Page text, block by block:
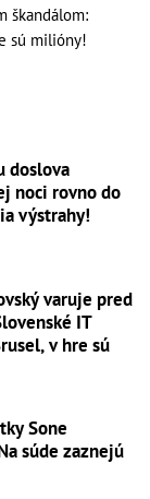
škandálom:
sú milióny!
doslova
noci rovno do
výstrahy!
varuje pred
IT
v hre sú
Sone
súde zaznejú